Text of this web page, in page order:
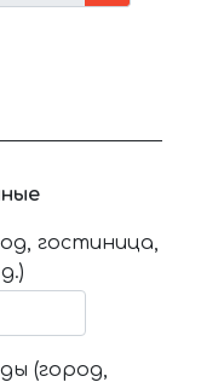
гостиница,
(город,